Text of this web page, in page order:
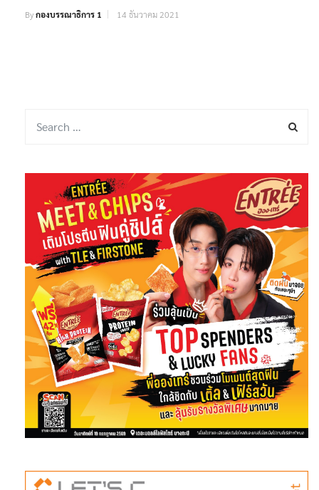
Byกองบรรณาธิการ 1 14 ธันวาคม 2021